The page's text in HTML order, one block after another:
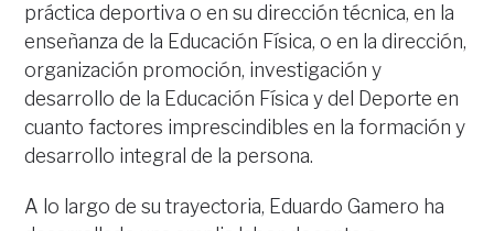
práctica deportiva o en su dirección técnica, en la
enseñanza de la Educación Física, o en la dirección,
organización promoción, investigación y
desarrollo de la Educación Física y del Deporte en
cuanto factores imprescindibles en la formación y
desarrollo integral de la persona.
A lo largo de su trayectoria, Eduardo Gamero ha